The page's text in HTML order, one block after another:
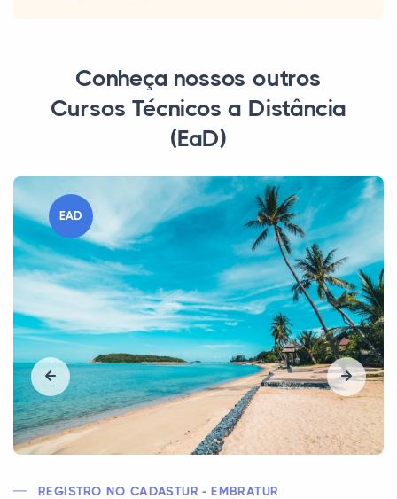
Conheça nossos outros
Cursos Técnicos a Distância
(EaD)
EAD
MEC | CEE | MTE